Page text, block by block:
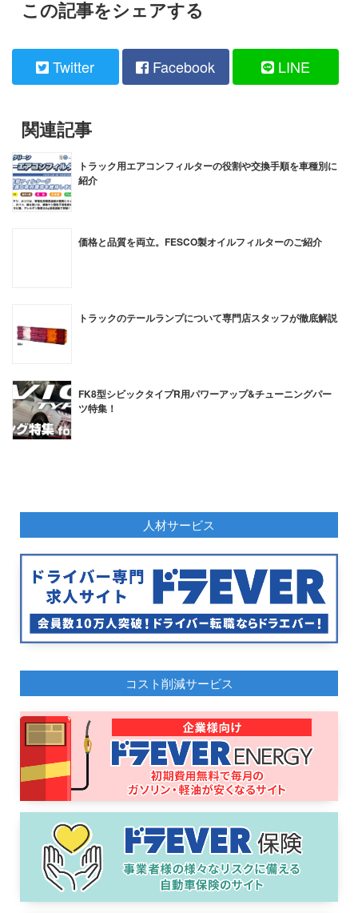
この記事をシェアする
Twitter Facebook LINE
関連記事
トラック用エアコンフィルターの役割や交換手順を車種別に
紹介
価格と品質を両立。FESCO製オイルフィルターのご紹介
トラックのテールランプについて専門店スタッフが徹底解説
FK8型シビックタイプR用パワーアップ&チューニングパー
ツ特集！
人材サービス
コスト削減サービス